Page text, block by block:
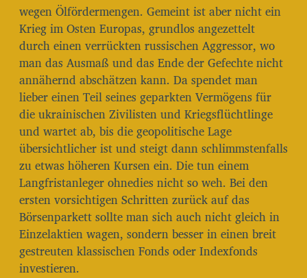
wegen Ölfördermengen. Gemeint ist aber nicht ein
Krieg im Osten Europas, grundlos angezettelt
durch einen verrückten russischen Aggressor, wo
man das Ausmaß und das Ende der Gefechte nicht
annähernd abschätzen kann. Da spendet man
lieber einen Teil seines geparkten Vermögens für
die ukrainischen Zivilisten und Kriegsflüchtlinge
und wartet ab, bis die geopolitische Lage
übersichtlicher ist und steigt dann schlimmstenfalls
zu etwas höheren Kursen ein. Die tun einem
Langfristanleger ohnedies nicht so weh. Bei den
ersten vorsichtigen Schritten zurück auf das
Börsenparkett sollte man sich auch nicht gleich in
Einzelaktien wagen, sondern besser in einen breit
gestreuten klassischen Fonds oder Indexfonds
investieren.